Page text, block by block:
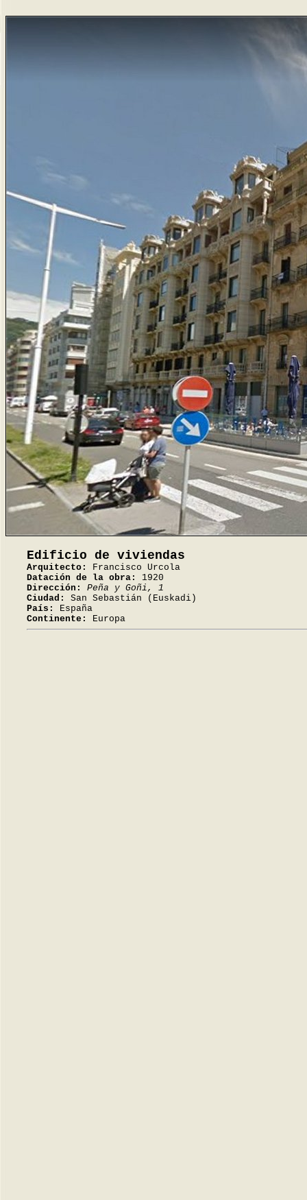
Edificio de viviendas
Arquitecto:
Francisco Urcola
Datación de la obra:
1920
Dirección:
Peña y Goñi, 1
Ciudad:
San Sebastián (Euskadi)
País:
España
Continente:
Europa